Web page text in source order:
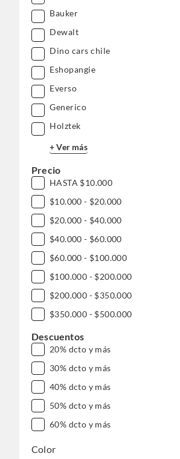
Bauker
Dewalt
Dino cars chile
Eshopangie
Everso
Generico
Holztek
+ Ver más
Precio
HASTA $10.000
$10.000 - $20.000
$20.000 - $40.000
$40.000 - $60.000
$60.000 - $100.000
$100.000 - $200.000
$200.000 - $350.000
$350.000 - $500.000
$500.000 - $1.000.000
DESDE $1.000.000
Descuentos
20% dcto y más
30% dcto y más
40% dcto y más
50% dcto y más
60% dcto y más
Color